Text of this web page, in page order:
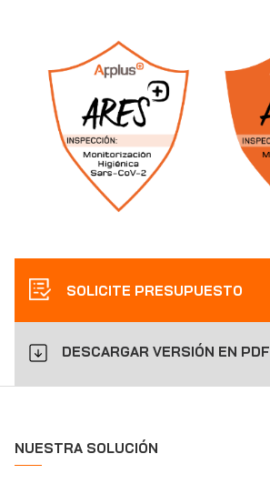
SOLICITE PRESUPUESTO
DESCARGAR VERSIÓN EN PDF
NUESTRA SOLUCIÓN